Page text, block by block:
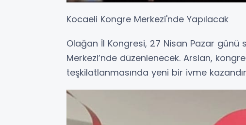
Kocaeli Kongre Merkezi'nde Yapılacak
Olağan İl Kongresi, 27 Nisan Pazar günü
Merkezi’nde düzenlenecek. Arslan,
teşkilatlanmasında yeni bir ivme